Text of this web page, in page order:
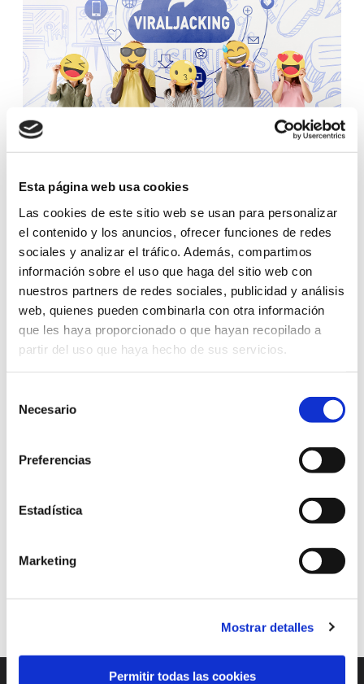
Esta página web usa cookies
Las cookies de este sitio web se usan para personalizar
el contenido y los anuncios, ofrecer funciones de redes
sociales y analizar el tráfico. Además, compartimos
información sobre el uso que haga del sitio web con
nuestros partners de redes sociales, publicidad y análisis
web, quienes pueden combinarla con otra información
que les haya proporcionado o que hayan recopilado a
partir del uso que haya hecho de sus servicios.
Necesario
Preferencias
Estadística
Marketing
Mostrar detalles
Permitir todas las cookies
GLOSARIO
VIRALJACKING: APRENDE A SACARLE
PARTIDO
Escrito el22 de octubreporadmin
¿Qué es el viraljacking? ¿Qué características tiene?
¿Cómo puedo utilizarlo en mis campañas de marketing
herramienta
personas
tendencias